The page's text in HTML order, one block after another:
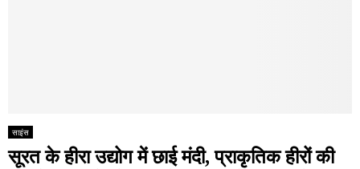
साइंस
सूरत के हीरा उद्योग में छाई मंदी, प्राकृतिक हीरों की